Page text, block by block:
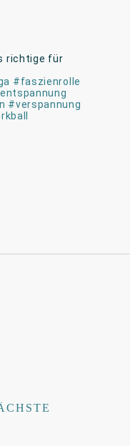
richtige für
#faszienrolle
#verspannung